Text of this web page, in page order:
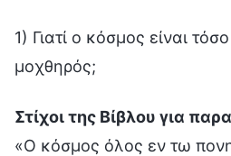
1) Γιατί ο κόσμος είναι
μοχθηρός;
Στίχοι της Βίβλου για
«Ο κόσμος όλος εν τω